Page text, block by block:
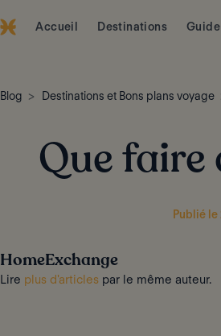
Accueil Destinations
Blog Destinations et Bons plans voyage
Que faire
Publié
HomeExchange
Lire plus d'articles par le même auteur.